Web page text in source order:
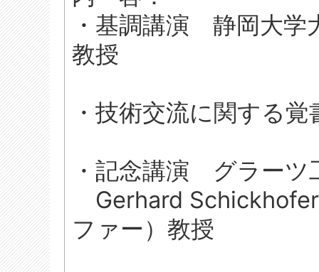
・基調講演 静岡大
教授
・技術交流に関する
・記念講演 グラーツ
Gerhard
ファー）教授